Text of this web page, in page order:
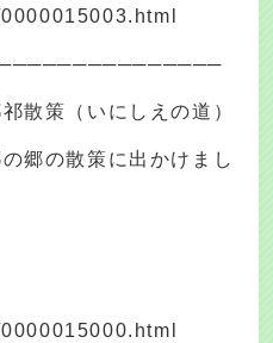
散策（いにしえの道）
郷の散策に出かけまし